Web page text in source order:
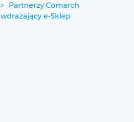
Partnerzy Comarch
wdrażający e-Sklep